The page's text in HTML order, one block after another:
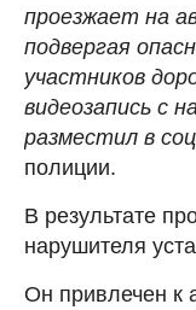
проезжает на
подвергая
участников
видеозапись с
разместил в
полиции.
В результате
нарушителя
Он привлечен к